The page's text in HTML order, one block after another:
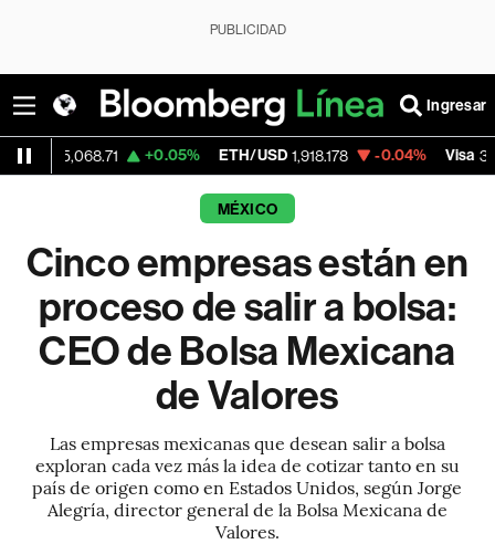
PUBLICIDAD
Ingresar
+0.05% ETH/USD 1,918.178 -0.04% Visa 362.50 -
MÉXICO
Cinco empresas están en
proceso de salir a bolsa:
CEO de Bolsa Mexicana
de Valores
Las empresas mexicanas que desean salir a bolsa
exploran cada vez más la idea de cotizar tanto en su
país de origen como en Estados Unidos, según Jorge
Alegría, director general de la Bolsa Mexicana de
Valores.